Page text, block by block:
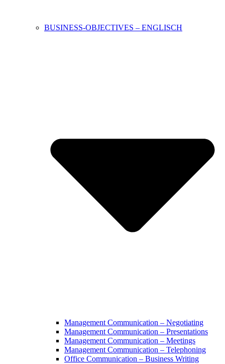
BUSINESS-OBJECTIVES – ENGLISCH
Management Communication – Negotiating
Management Communication – Presentations
Management Communication – Meetings
Management Communication – Telephoning
Office Communication – Business Writing